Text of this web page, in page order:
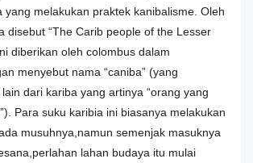
yang melakukan praktek kanibalisme. Oleh
disebut “The Carib people of the Lesser
diberikan oleh colombus dalam
menyebut nama “caniba” (yang
dari kariba yang artinya “orang yang
Para suku karibia ini biasanya melakukan
musuhnya,namun semenjak masuknya
lahan budaya itu mulai